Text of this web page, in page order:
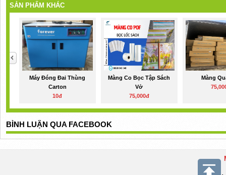
SẢN PHẨM KHÁC
Máy Đóng Đai Thùng
Carton
10đ
Màng Co Bọc Tập Sách
Vở
75,000đ
Màng
BÌNH LUẬN QUA FACEBOOK